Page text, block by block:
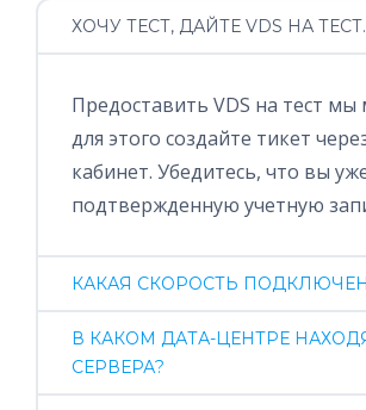
ХОЧУ ТЕСТ, ДАЙТЕ VDS НА ТЕСТ.
Предоставить VDS на тест
для этого создайте тикет
кабинет. Убедитесь, что вы
подтвержденную учетную
КАКАЯ СКОРОСТЬ
В КАКОМ ДАТА-ЦЕНТРЕ
СЕРВЕРА?